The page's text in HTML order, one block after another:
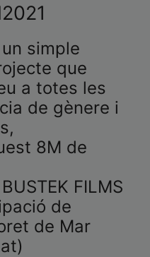
simple
que
a totes les
de gènere i
8M de
FILMS
de
de Mar